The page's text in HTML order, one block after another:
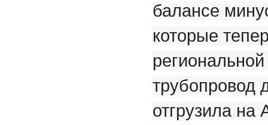
балансе
которые
трубопровод
отгрузила на